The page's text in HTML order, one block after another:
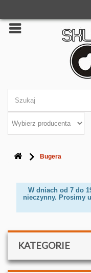
Bugera
W dniach od 7 do
nieczynny. Prosimy
KATEGORIE